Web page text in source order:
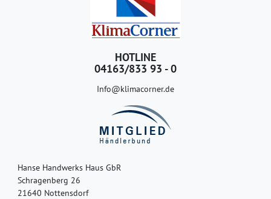
HOTLINE
04163/833 93 - 0
Info@klimacorner.de
Hanse Handwerks Haus GbR
Schragenberg 26
21640 Nottensdorf